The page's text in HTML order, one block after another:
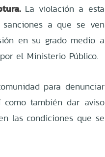
La violación a esta
a que se ven
en su grado medio a
el Ministerio Público.
para denunciar
también dar aviso
las condiciones que se